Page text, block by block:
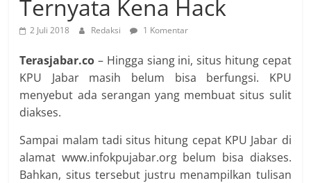
Ternyata Kena Hack
2 Juli 2018 Redaksi 1 Komentar
Terasjabar.co – Hingga siang ini, situs hitung cepat
KPU Jabar masih belum bisa berfungsi. KPU
menyebut ada serangan yang membuat situs sulit
diakses.
Sampai malam tadi situs hitung cepat KPU Jabar di
alamat www.infokpujabar.org belum bisa diakses.
Bahkan, situs tersebut justru menampilkan tulisan